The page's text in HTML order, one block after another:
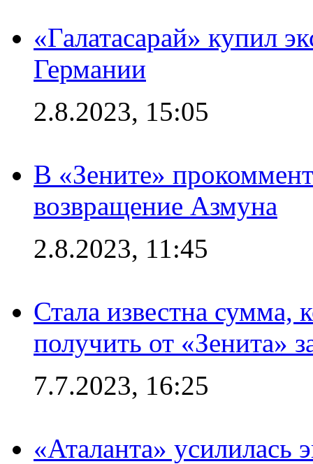
«Галатасарай» купил
Германии
2.8.2023, 15:05
В «Зените»
возвращение Азмуна
2.8.2023, 11:45
Стала известна сумма,
получить от «Зенита»
7.7.2023, 16:25
«Аталанта»